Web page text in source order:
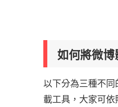
如何將微博
以下分為三種不
載工具，大家可依